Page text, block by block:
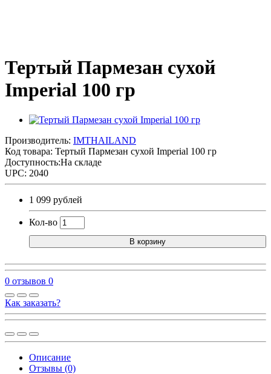
Тертый Пармезан сухой
Imperial 100 гр
Производитель: IMTHAILAND
Код товара: Тертый Пармезан сухой Imperial 100 гр
Доступность:На складе
UPC: 2040
1 099 рублей
Кол-во
В корзину
0 отзывов 0
Как заказать?
Описание
Отзывы (0)